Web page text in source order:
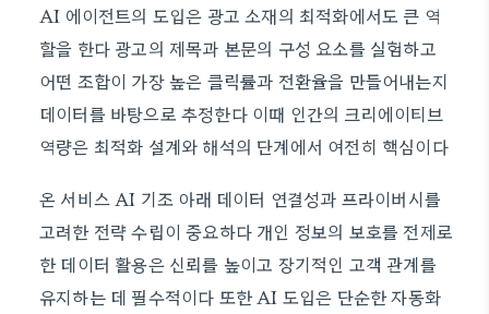
AI 에이전트의 도입은 광고 소재의 최적화에서도 큰 역
할을 한다 광고의 제목과 본문의 구성 요소를 실험하고
어떤 조합이 가장 높은 클릭률과 전환율을 만들어내는지
데이터를 바탕으로 추정한다 이때 인간의 크리에이티브
역량은 최적화 설계와 해석의 단계에서 여전히 핵심이다
온 서비스 AI 기조 아래 데이터 연결성과 프라이버시를
고려한 전략 수립이 중요하다 개인 정보의 보호를 전제로
한 데이터 활용은 신뢰를 높이고 장기적인 고객 관계를
유지하는 데 필수적이다 또한 AI 도입은 단순한 자동화